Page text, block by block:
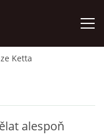
Ketta
alespoň